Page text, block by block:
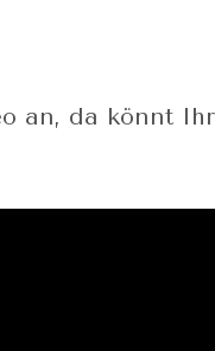
an, da könnt